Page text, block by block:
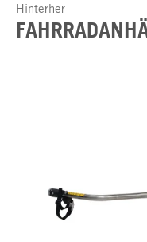
Hinterher